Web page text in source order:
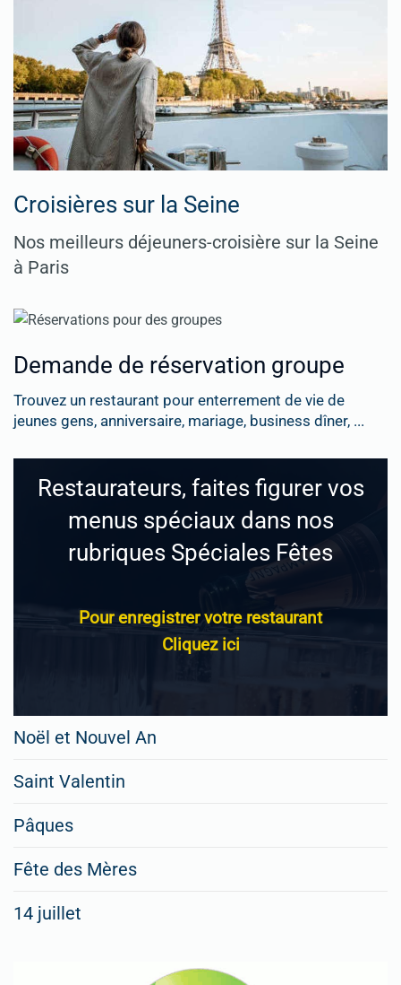
Croisières sur la Seine
Nos meilleurs déjeuners-croisière sur la Seine
à Paris
Demande de réservation groupe
Trouvez un restaurant pour enterrement de vie de
jeunes gens, anniversaire, mariage, business dîner, ...
Restaurateurs, faites figurer vos
menus spéciaux dans nos
rubriques Spéciales Fêtes
Pour enregistrer votre restaurant
Cliquez ici
Noël et Nouvel An
Saint Valentin
Pâques
Fête des Mères
14 juillet